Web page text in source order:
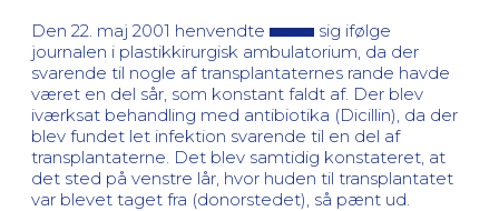
Den 22. maj 2001 henvendte
sig ifølge
journalen i plastikkirurgisk ambulatorium, da der
svarende til nogle af transplantaternes rande havde
været en del sår, som konstant faldt af. Der blev
iværksat behandling med antibiotika (Dicillin), da der
blev fundet let infektion svarende til en del af
transplantaterne. Det blev samtidig konstateret, at
det sted på venstre lår, hvor huden til transplantatet
var blevet taget fra (donorstedet), så pænt ud.